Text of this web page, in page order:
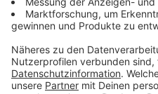
genau solche Systeme
bringen als auch
Wenn du also darüber
mich freuen, wenn du